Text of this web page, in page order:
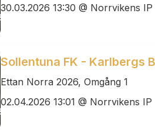
30.03.2026 13:30 @ Norrvikens IP
Sollentuna FK - Karlbergs
Ettan Norra 2026, Omgång 1
02.04.2026 13:01 @ Norrvikens IP